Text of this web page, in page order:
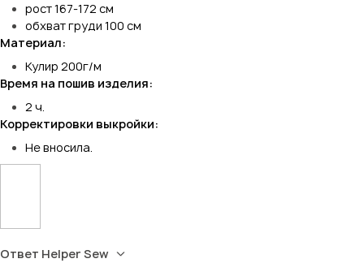
рост 167-172 см
обхват груди 100 см
Материал:
Кулир 200г/м
Время на пошив изделия:
2 ч.
Корректировки выкройки:
Не вносила.
Ответ Helper Sew